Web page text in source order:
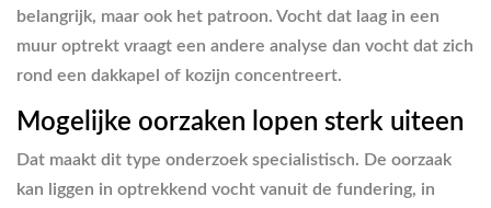
belangrijk, maar ook het patroon. Vocht dat laag in een
muur optrekt vraagt een andere analyse dan vocht dat zich
rond een dakkapel of kozijn concentreert.
Mogelijke oorzaken lopen sterk uiteen
Dat maakt dit type onderzoek specialistisch. De oorzaak
kan liggen in optrekkend vocht vanuit de fundering, in